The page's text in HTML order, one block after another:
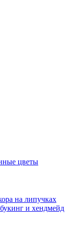
цветы
на липучках
и хендмейд